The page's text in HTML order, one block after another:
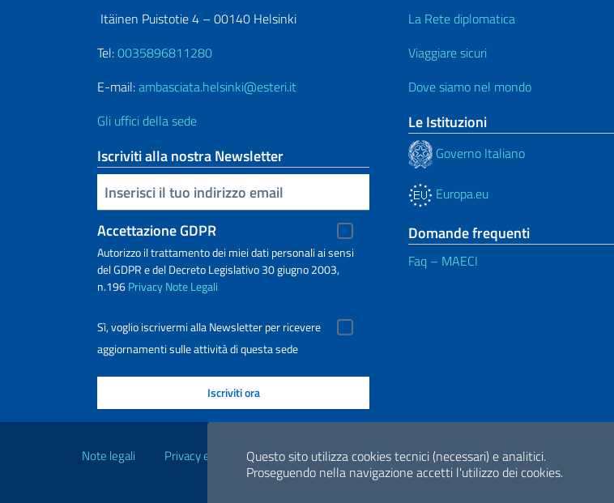
Questo sito utilizza cookies tecnici (necessari) e analitici.
Proseguendo nella navigazione accetti l'utilizzo dei cookies.
Itäinen Puistotie 4 – 00140 Helsinki
Tel:0035896811280
E-mail:ambasciata.helsinki@esteri.it
Gli uffici della sede
Iscriviti alla nostra Newsletter
Inserisci la tua email
Accettazione GDPR
Autorizzo il trattamento dei miei dati personali ai sensi
del GDPR e del Decreto Legislativo 30 giugno 2003,
n.196PrivacyNote Legali
Sì, voglio iscrivermi alla Newsletter per ricevere
aggiornamenti sulle attività di questa sede
La Rete diplomatica
Viaggiare sicuri
Dove siamo nel mondo
Le Istituzioni
Governo Italiano
Europa.eu
Domande frequenti
Faq – MAECI
Note legali Privacy e cookie policy Dichiarazione di accessibilità